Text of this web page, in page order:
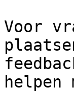
Voor
helpen